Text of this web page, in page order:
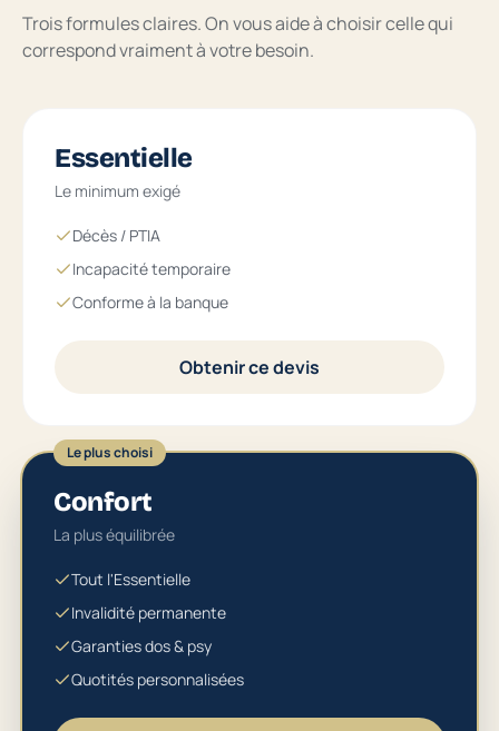
Trois formules claires. On vous aide à choisir celle qui
correspond vraiment à votre besoin.
Essentielle
Le minimum exigé
Décès / PTIA
Incapacité temporaire
Conforme à la banque
Obtenir ce devis
Le plus choisi
Confort
La plus équilibrée
Tout l'Essentielle
Invalidité permanente
Garanties dos & psy
Quotités personnalisées